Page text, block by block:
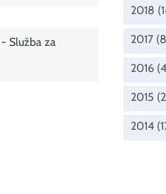
Služba za
2018
2017
2016
2015
2014